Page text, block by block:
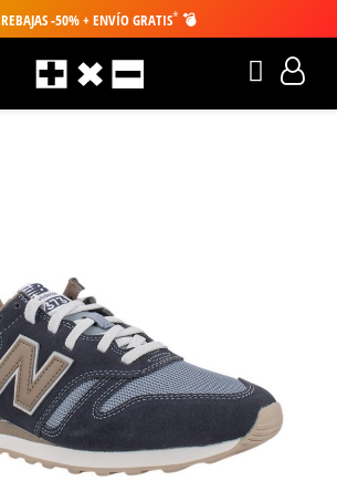
REBAJAS -50% + ENVÍO GRATIS* 💣